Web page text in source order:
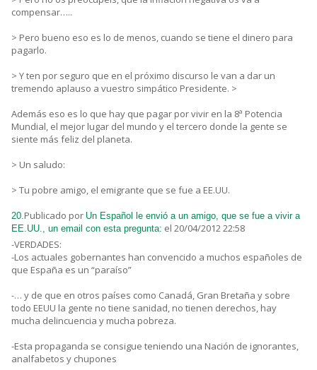
compensar…..
> Pero bueno eso es lo de menos, cuando se tiene el dinero para
pagarlo.
> Y ten por seguro que en el próximo discurso le van a dar un
tremendo aplauso a vuestro simpático Presidente. >
Además eso es lo que hay que pagar por vivir en la 8ª Potencia
Mundial, el mejor lugar del mundo y el tercero donde la gente se
siente más feliz del planeta.
> Un saludo:
> Tu pobre amigo, el emigrante que se fue a EE.UU.
20.Publicado por Un Español le envió a un amigo, que se fue a vivir a
EE.UU., un email con esta pregunta: el 20/04/2012 22:58
-VERDADES:
-Los actuales gobernantes han convencido a muchos españoles de
que España es un “paraíso”
-… y de que en otros países como Canadá, Gran Bretaña y sobre
todo EEUU la gente no tiene sanidad, no tienen derechos, hay
mucha delincuencia y mucha pobreza.
-Esta propaganda se consigue teniendo una Nación de ignorantes,
analfabetos y chupones